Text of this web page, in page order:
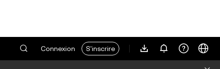
Connexion S'inscrire